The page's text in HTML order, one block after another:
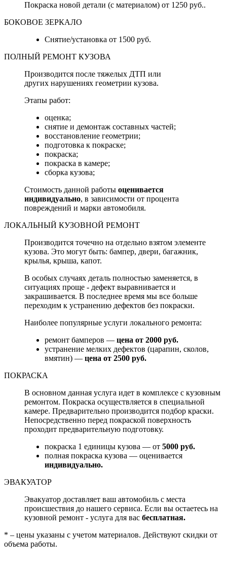
Покраска новой детали (с материалом) от 1250 руб..
БОКОВОЕ ЗЕРКАЛО
Снятие/установка от 1500 руб.
ПОЛНЫЙ РЕМОНТ КУЗОВА
Производится после тяжелых ДТП или
других нарушениях геометрии кузова.
Этапы работ:
оценка;
снятие и демонтаж составных частей;
восстановление геометрии;
подготовка к покраске;
покраска;
покраска в камере;
сборка кузова;
Стоимость данной работы оценивается
индивидуально, в зависимости от процента
повреждений и марки автомобиля.
ЛОКАЛЬНЫЙ КУЗОВНОЙ РЕМОНТ
Производится точечно на отдельно взятом элементе
кузова. Это могут быть: бампер, двери, багажник,
крылья, крыша, капот.
В особых случаях деталь полностью заменяется, в
ситуациях проще - дефект выравнивается и
закрашивается. В последнее время мы все больше
переходим к устранению дефектов без покраски.
Наиболее популярные услуги локального ремонта:
ремонт бамперов — цена от 2000 руб.
устранение мелких дефектов (царапин, сколов,
вмятин) — цена от 2500 руб.
ПОКРАСКА
В основном данная услуга идет в комплексе с кузовным
ремонтом. Покраска осуществляется в специальной
камере. Предварительно производится подбор краски.
Непосредственно перед покраской поверхность
проходит предварительную подготовку.
покраска 1 единицы кузова — от 5000 руб.
полная покраска кузова — оценивается
индивидуально.
ЭВАКУАТОР
Эвакуатор доставляет ваш автомобиль с места
происшествия до нашего сервиса. Если вы остаетесь на
кузовной ремонт - услуга для вас бесплатная.
* – цены указаны с учетом материалов. Действуют скидки от
объема работы.